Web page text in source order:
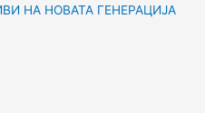
НА НОВАТА ГЕНЕРАЦИЈА